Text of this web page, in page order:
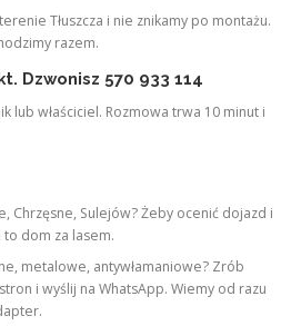
Tłuszcza i nie znikamy po montażu.
razem.
Dzwonisz 570 933 114
lub właściciel. Rozmowa trwa 10 minut i
Chrzęsne, Sulejów? Żeby ocenić dojazd i
to dom za lasem.
metalowe, antywłamaniowe? Zrób
i wyślij na WhatsApp. Wiemy od razu